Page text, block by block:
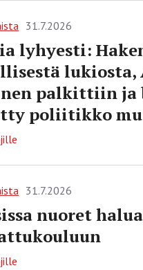
31.7.2026
lyhyesti:
lukiosta,
palkittiin
poliitikko
31.7.2026
nuoret